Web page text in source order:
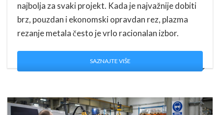
najbolja za svaki projekt. Kada je najvažnije dobiti
brz, pouzdan i ekonomski opravdan rez, plazma
rezanje metala često je vrlo racionalan izbor.
SAZNAJTE VIŠE